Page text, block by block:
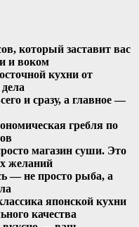
который заставит вас
и воком
кухни от
и сразу, а главное —
гребля по
магазин суши. Это
желаний
— не просто рыба, а
японской кухни
качества